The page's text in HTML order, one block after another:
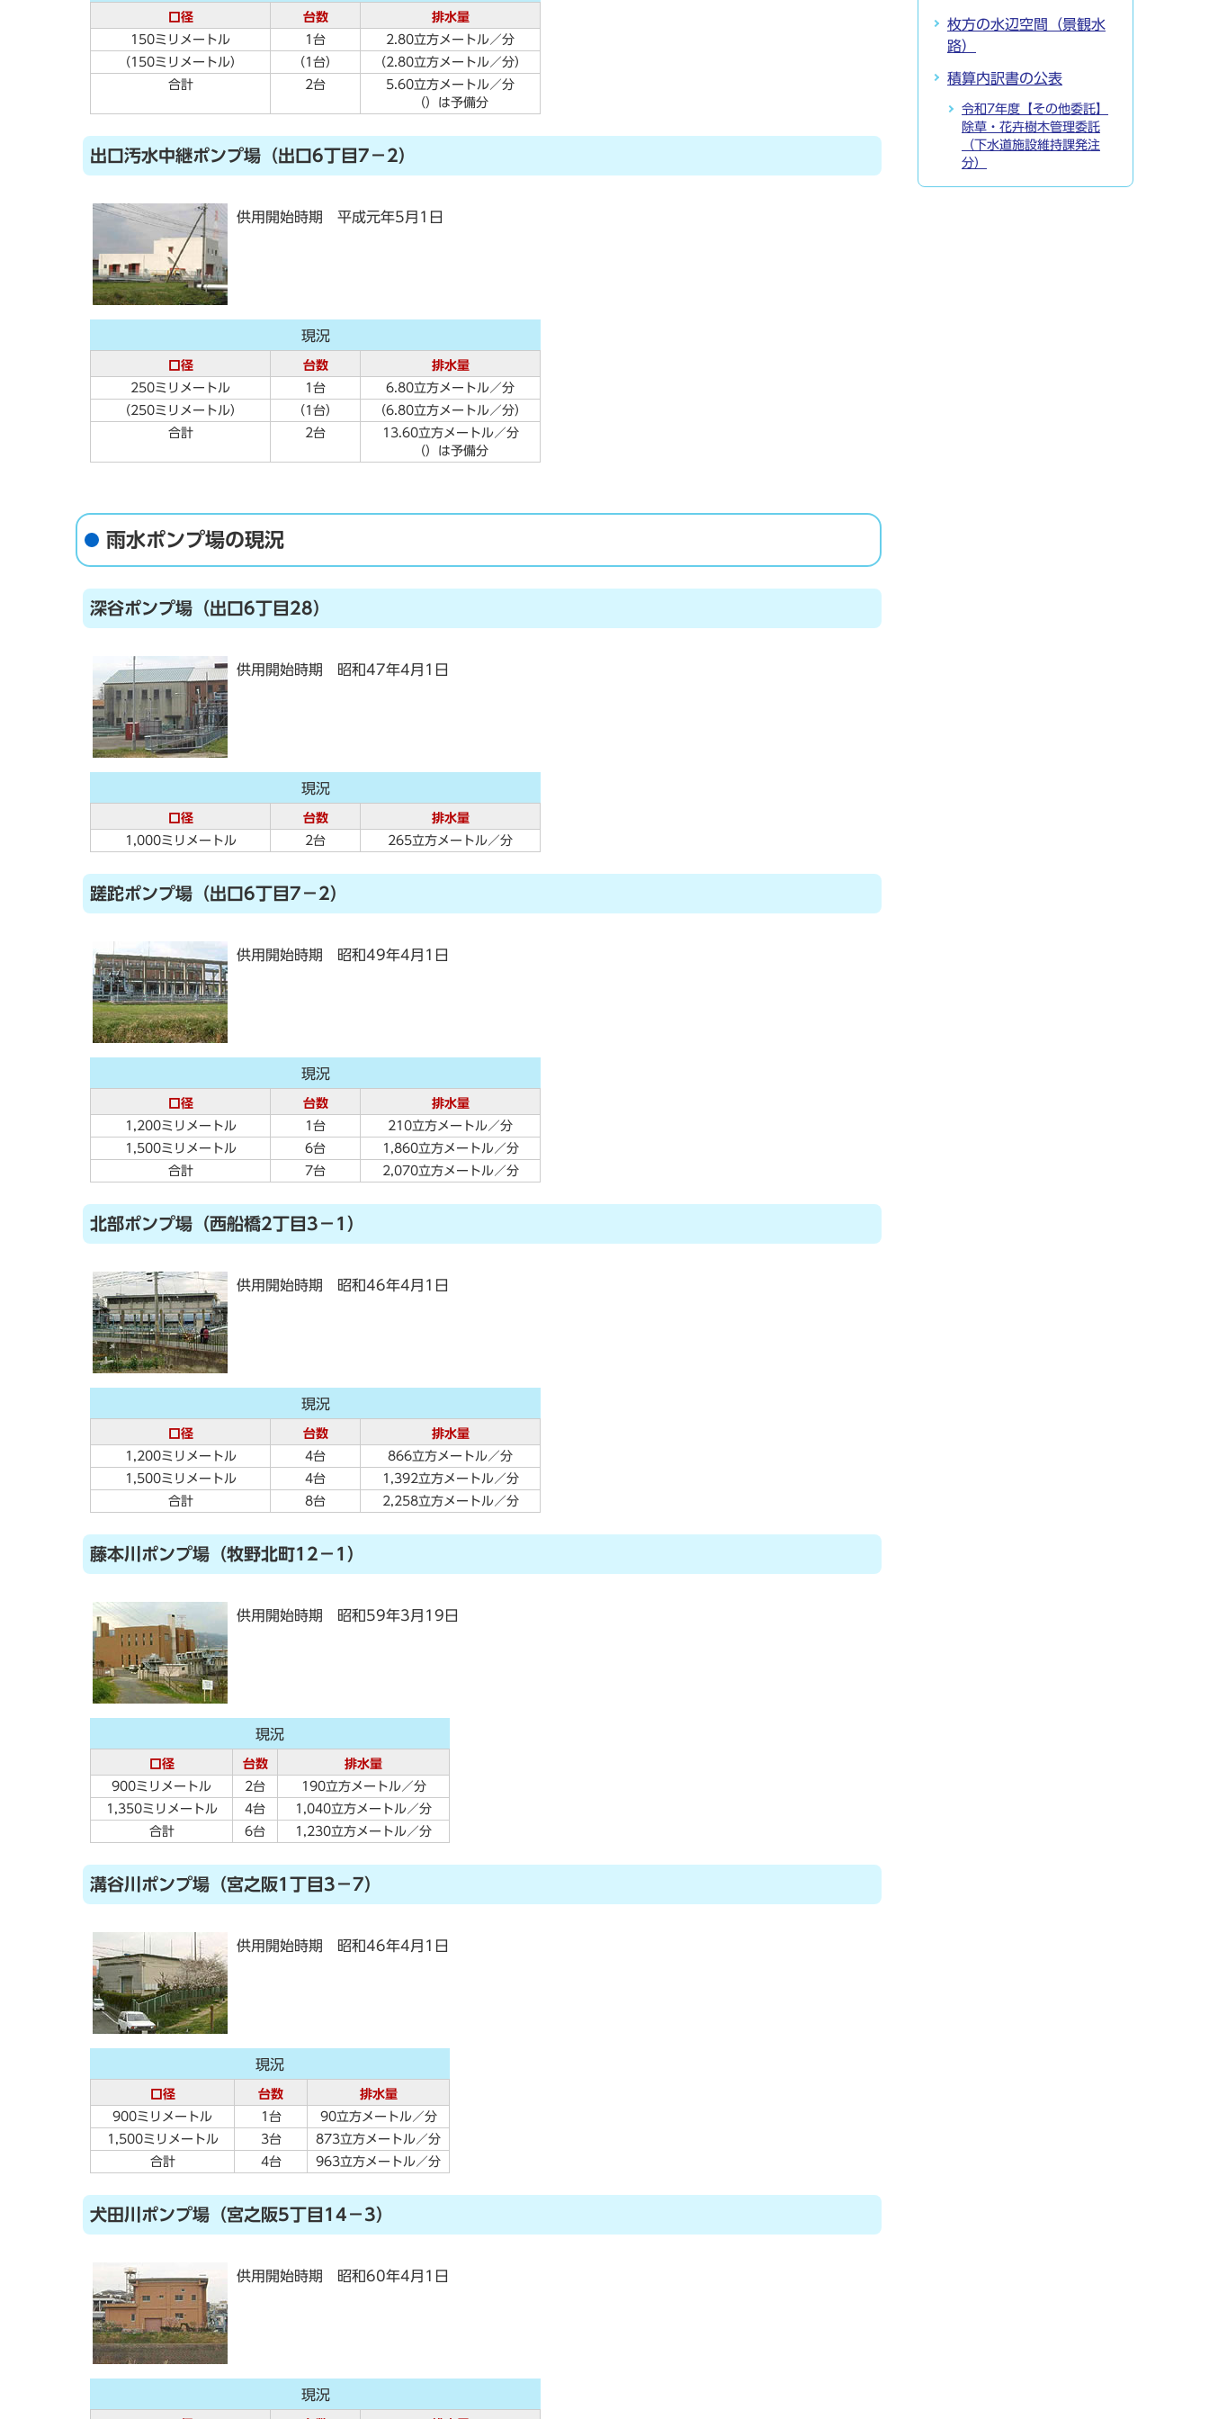
口径 台数
排水量
150ミリメートル
1台
2.80立方メートル／分
（150ミリメートル）
（1台）
（2.80立方メートル／分）
合計
2台
5.60立方メートル／分
（）は予備分
出口汚水中継ポンプ場（出口6丁目7－2）
供用開始時期 平成元年5月1日
現況
口径 台数
排水量
250ミリメートル
1台
6.80立方メートル／分
（250ミリメートル）
（1台）
（6.80立方メートル／分）
合計
2台
13.60立方メートル／分
（）は予備分
雨水ポンプ場の現況
深谷ポンプ場（出口6丁目28）
供用開始時期 昭和47年4月1日
現況
口径 台数
排水量
1,000ミリメートル
2台 265立方メートル／分
蹉跎ポンプ場（出口6丁目7－2）
供用開始時期 昭和49年4月1日
現況
口径 台数
排水量
1,200ミリメートル
1台
210立方メートル／分
1,500ミリメートル
6台
1,860立方メートル／分
合計
7台 2,070立方メートル／分
北部ポンプ場（西船橋2丁目3－1）
供用開始時期 昭和46年4月1日
現況
口径 台数
排水量
1,200ミリメートル
4台
866立方メートル／分
1,500ミリメートル
4台
1,392立方メートル／分
合計
8台 2,258立方メートル／分
藤本川ポンプ場（牧野北町12－1）
供用開始時期 昭和59年3月19日
現況
口径 台数
排水量
900ミリメートル
2台
190立方メートル／分
1,350ミリメートル
4台
1,040立方メートル／分
合計
6台 1,230立方メートル／分
溝谷川ポンプ場（宮之阪1丁目3－7）
供用開始時期 昭和46年4月1日
現況
口径 台数
排水量
900ミリメートル
1台
90立方メートル／分
1,500ミリメートル
3台
873立方メートル／分
合計
4台 963立方メートル／分
犬田川ポンプ場（宮之阪5丁目14－3）
供用開始時期 昭和60年4月1日
現況
枚方の水辺空間（景観水
路）
積算内訳書の公表
令和7年度【その他委託】
除草・花卉樹木管理委託
（下水道施設維持課発注
分）